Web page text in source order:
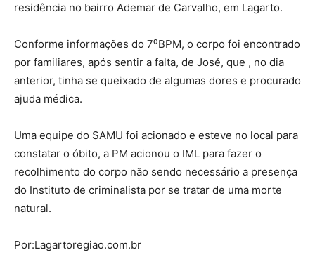
residência no bairro Ademar de Carvalho, em Lagarto.
Conforme informações do 7⁰BPM, o corpo foi encontrado
por familiares, após sentir a falta, de José, que , no dia
anterior, tinha se queixado de algumas dores e procurado
ajuda médica.
Uma equipe do SAMU foi acionado e esteve no local para
constatar o óbito, a PM acionou o IML para fazer o
recolhimento do corpo não sendo necessário a presença
do Instituto de criminalista por se tratar de uma morte
natural.
Por:Lagartoregiao.com.br